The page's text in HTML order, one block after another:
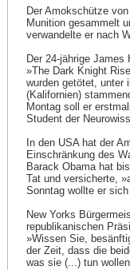
Der Amokschütze
Munition gesammelt
verwandelte er nach
Der 24-jährige
»The Dark Knight
wurden getötet, unter
(Kalifornien)
Montag soll er
Student der
In den USA hat der
Einschränkung des
Barack Obama hat
Tat und versicherte,
Sonntag wollte er
New Yorks
republikanischen
»Wissen Sie,
der Zeit, dass die
was sie (...) tun